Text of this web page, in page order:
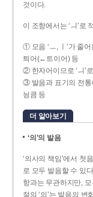
것이다.
이 조항에서는 ‘ㅢ’로
① 모음 ‘ㅡ, ㅣ’가 줄
틔어(←트이어) 등
② 한자어이므로 ‘ㅢ’
③ 발음과 표기의 전통
닁큼 등
더 알아보기
‘의’의 발음
‘의사의 책임’에서 첫
로 모두 발음할 수 있
항과는 무관하지만,
절의 ‘의’는 발음의 변